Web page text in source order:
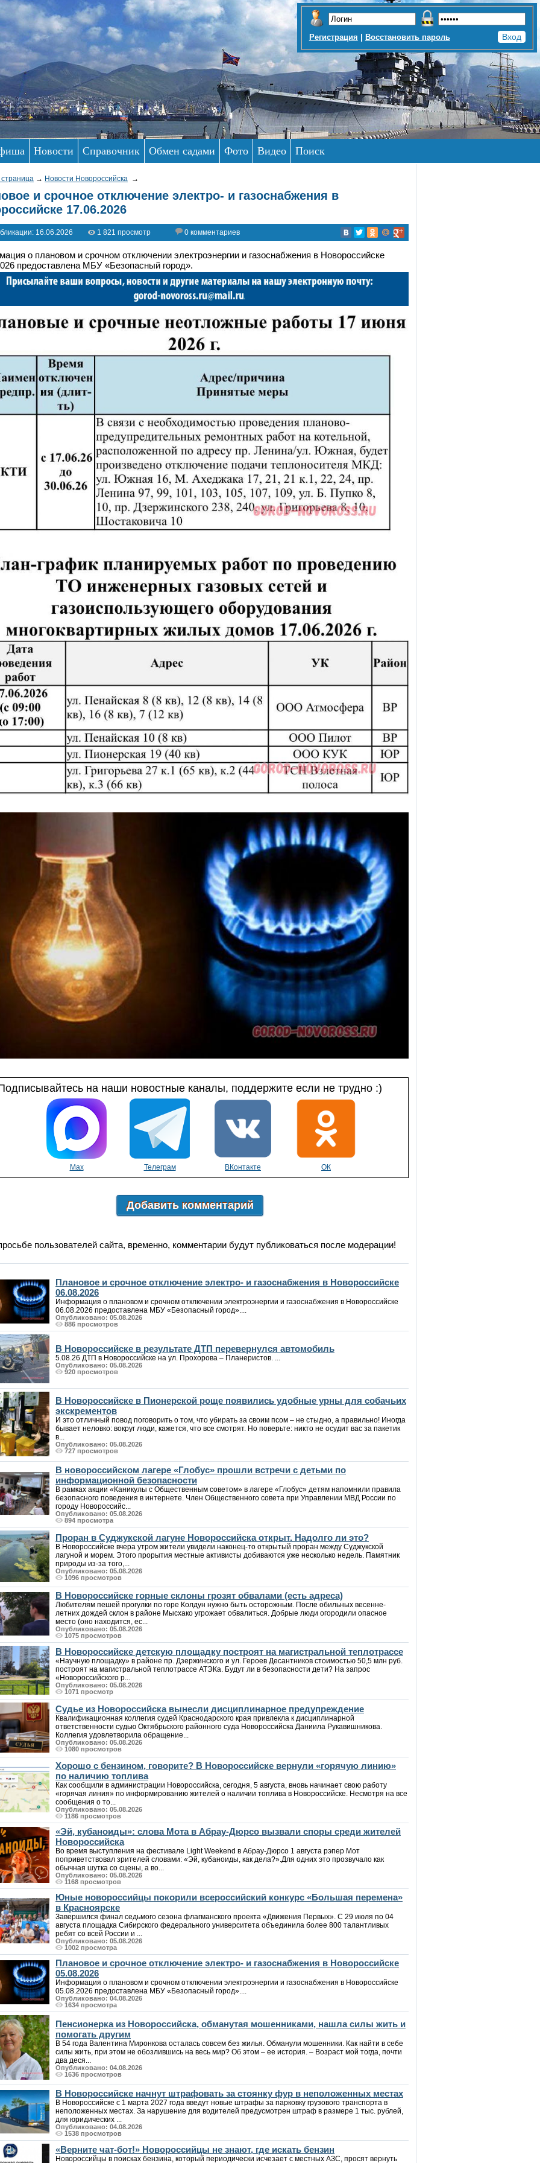
Регистрация | Восстановить пароль
Новости Справочник Обмен садами Фото Видео Поиск
→ Новости Новороссийска →
и срочное отключение электро- и газоснабжения в
17.06.2026
16.06.2026 1 821 просмотр 0 комментариев
о плановом и срочном отключении электроэнергии и газоснабжения в Новороссийске
предоставлена МБУ «Безопасный город».
на наши новостные каналы, поддержите если не трудно :)
Max Телеграм ВКонтакте ОК
Добавить комментарий
пользователей сайта, временно, комментарии будут публиковаться после модерации!
Плановое и срочное отключение электро- и газоснабжения в Новороссийске
06.08.2026
Информация о плановом и срочном отключении электроэнергии и газоснабжения в Новороссийске
06.08.2026 предоставлена МБУ «Безопасный город»....
Опубликовано: 05.08.2026
886 просмотров
В Новороссийске в результате ДТП перевернулся автомобиль
5.08.26 ДТП в Новороссийске на ул. Прохорова – Планеристов. ...
Опубликовано: 05.08.2026
920 просмотров
В Новороссийске в Пионерской роще появились удобные урны для собачьих
экскрементов
И это отличный повод поговорить о том, что убирать за своим псом – не стыдно, а правильно! Иногда
бывает неловко: вокруг люди, кажется, что все смотрят. Но поверьте: никто не осудит вас за пакетик
в...
Опубликовано: 05.08.2026
727 просмотров
В новороссийском лагере «Глобус» прошли встречи с детьми по
информационной безопасности
В рамках акции «Каникулы с Общественным советом» в лагере «Глобус» детям напомнили правила
безопасного поведения в интернете. Член Общественного совета при Управлении МВД России по
городу Новороссийс...
Опубликовано: 05.08.2026
894 просмотра
Проран в Суджукской лагуне Новороссийска открыт. Надолго ли это?
В Новороссийске вчера утром жители увидели наконец-то открытый проран между Суджукской
лагуной и морем. Этого прорытия местные активисты добиваются уже несколько недель. Памятник
природы из-за того,...
Опубликовано: 05.08.2026
1096 просмотров
В Новороссийске горные склоны грозят обвалами (есть адреса)
Любителям пешей прогулки по горе Колдун нужно быть осторожным. После обильных весенне-
летних дождей склон в районе Мысхако угрожает обвалиться. Добрые люди огородили опасное
место (оно находится, ес...
Опубликовано: 05.08.2026
1075 просмотров
В Новороссийске детскую площадку построят на магистральной теплотрассе
«Научную площадку» в районе пр. Дзержинского и ул. Героев Десантников стоимостью 50,5 млн руб.
построят на магистральной теплотрассе АТЭКа. Будут ли в безопасности дети? На запрос
«Новороссийского р...
Опубликовано: 05.08.2026
1071 просмотр
Судье из Новороссийска вынесли дисциплинарное предупреждение
Квалификационная коллегия судей Краснодарского края привлекла к дисциплинарной
ответственности судью Октябрьского районного суда Новороссийска Даниила Рукавишникова.
Коллегия удовлетворила обращение...
Опубликовано: 05.08.2026
1080 просмотров
Хорошо с бензином, говорите? В Новороссийске вернули «горячую линию»
по наличию топлива
Как сообщили в администрации Новороссийска, сегодня, 5 августа, вновь начинает свою работу
«горячая линия» по информированию жителей о наличии топлива в Новороссийске. Несмотря на все
сообщения о то...
Опубликовано: 05.08.2026
1186 просмотров
«Эй, кубаноиды»: слова Мота в Абрау-Дюрсо вызвали споры среди жителей
Новороссийска
Во время выступления на фестивале Light Weekend в Абрау-Дюрсо 1 августа рэпер Мот
поприветствовал зрителей словами: «Эй, кубаноиды, как дела?».Для одних это прозвучало как
обычная шутка со сцены, а во...
Опубликовано: 05.08.2026
1168 просмотров
Юные новороссийцы покорили всероссийский конкурс «Большая перемена»
в Красноярске
Завершился финал седьмого сезона флагманского проекта «Движения Первых». С 29 июля по 04
августа площадка Сибирского федерального университета объединила более 800 талантливых
ребят со всей России и ...
Опубликовано: 05.08.2026
1002 просмотра
Плановое и срочное отключение электро- и газоснабжения в Новороссийске
05.08.2026
Информация о плановом и срочном отключении электроэнергии и газоснабжения в Новороссийске
05.08.2026 предоставлена МБУ «Безопасный город»....
Опубликовано: 04.08.2026
1634 просмотра
Пенсионерка из Новороссийска, обманутая мошенниками, нашла силы жить и
помогать другим
В 54 года Валентина Миронкова осталась совсем без жилья. Обманули мошенники. Как найти в себе
силы жить, при этом не обозлившись на весь мир? Об этом – ее история. – Возраст мой тогда, почти
два деся...
Опубликовано: 04.08.2026
1636 просмотров
В Новороссийске начнут штрафовать за стоянку фур в неположенных местах
В Новороссийске с 1 марта 2027 года введут новые штрафы за парковку грузового транспорта в
неположенных местах. За нарушение для водителей предусмотрен штраф в размере 1 тыс. рублей,
для юридических ...
Опубликовано: 04.08.2026
1538 просмотров
«Верните чат-бот!» Новороссийцы не знают, где искать бензин
Новороссийцы в поисках бензина, который периодически исчезает с местных АЗС, просят вернуть